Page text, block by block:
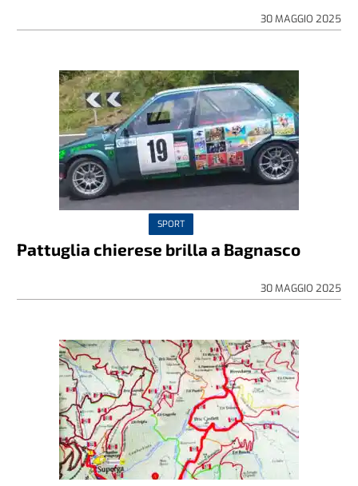
30 MAGGIO 2025
SPORT
Pattuglia chierese brilla a Bagnasco
30 MAGGIO 2025